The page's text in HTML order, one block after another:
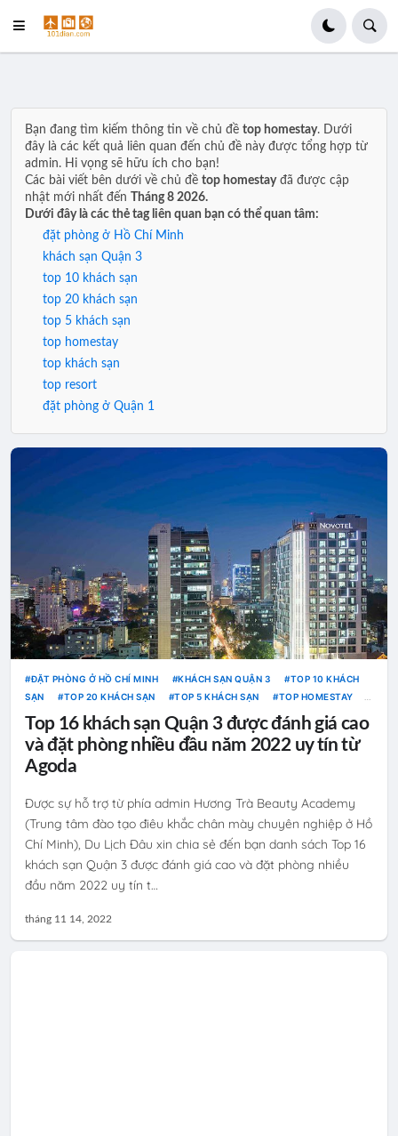
Bạn đang tìm kiếm thông tin về chủ đềtop homestay. Dưới
đây là các kết quả liên quan đến chủ đề này được tổng hợp từ
admin. Hi vọng sẽ hữu ích cho bạn!
Các bài viết bên dưới về chủ đềtop homestayđã được cập
nhật mới nhất đếnTháng 8 2026.
Dưới đây là các thẻ tag liên quan bạn có thể quan tâm:
đặt phòng ở Hồ Chí Minh
khách sạn Quận 3
top 10 khách sạn
top 20 khách sạn
top 5 khách sạn
top homestay
top khách sạn
top resort
đặt phòng ở Quận 1
ĐẶT PHÒNG Ở HỒ CHÍ MINH KHÁCH SẠN QUẬN 3
TOP 10 KHÁCH
SẠN
TOP 20 KHÁCH SẠN TOP 5 KHÁCH SẠN
TOP HOMESTAY
TOP KHÁCH SẠN
TOP RESORT
Top 16 khách sạn Quận 3 được đánh giá cao
và đặt phòng nhiều đầu năm 2022 uy tín từ
Agoda
Được sự hỗ trợ từ phía admin Hương Trà Beauty Academy
(Trung tâm đào tạo điêu khắc chân mày chuyên nghiệp ở Hồ
Chí Minh), Du Lịch Đâu xin chia sẻ đến bạn danh sách Top 16
khách sạn Quận 3 được đánh giá cao và đặt phòng nhiều
đầu năm 2022 uy tín t…
tháng 11 14, 2022